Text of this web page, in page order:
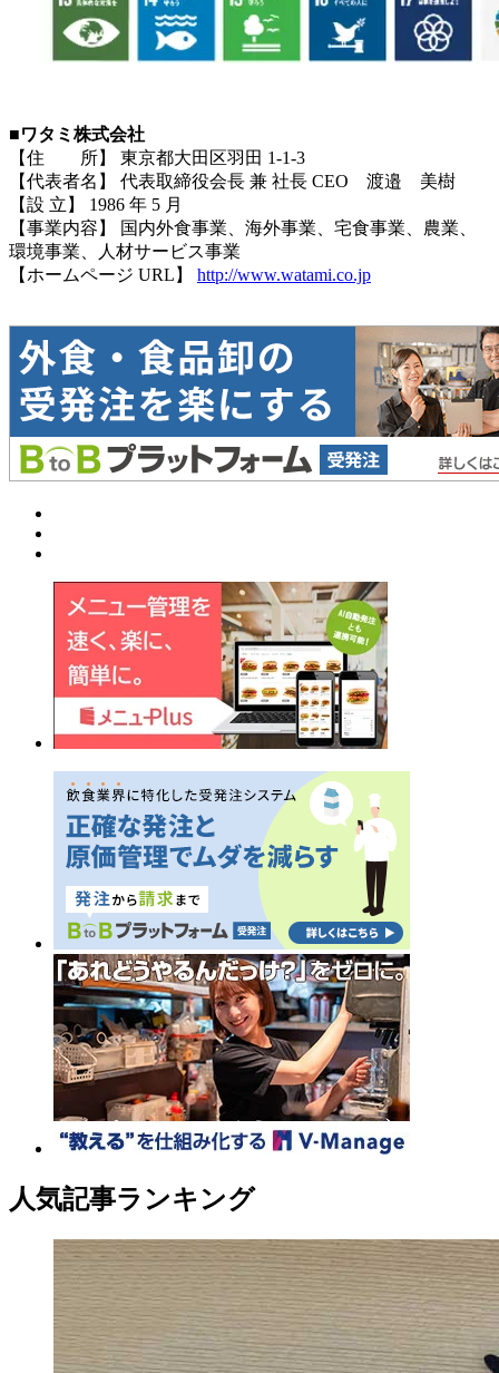
■ワタミ株式会社
【住 所】 東京都大田区羽田 1-1-3
【代表者名】 代表取締役会長 兼 社長 CEO 渡邉 美樹
【設 立】 1986 年 5 月
【事業内容】 国内外食事業、海外事業、宅食事業、農業、
環境事業、人材サービス事業
【ホームページ URL】 http://www.watami.co.jp
人気記事ランキング